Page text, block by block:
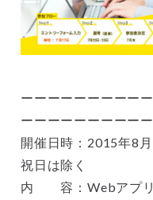
ーーーーーーーーー
ーーーーーーーーー
開催日時：2015年8
祝日は除く
内 容：Webアプリ